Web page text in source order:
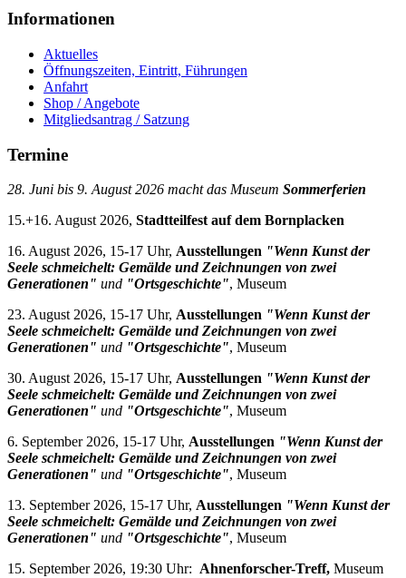
Informationen
Aktuelles
Öffnungszeiten, Eintritt, Führungen
Anfahrt
Shop / Angebote
Mitgliedsantrag / Satzung
Termine
28. Juni bis 9. August 2026 macht das Museum Sommerferien
15.+16. August 2026, Stadtteilfest auf dem Bornplacken
16. August 2026, 15-17 Uhr, Ausstellungen "Wenn Kunst der
Seele schmeichelt: Gemälde und Zeichnungen von zwei
Generationen" und "Ortsgeschichte", Museum
23. August 2026, 15-17 Uhr, Ausstellungen "Wenn Kunst der
Seele schmeichelt: Gemälde und Zeichnungen von zwei
Generationen" und "Ortsgeschichte", Museum
30. August 2026, 15-17 Uhr, Ausstellungen "Wenn Kunst der
Seele schmeichelt: Gemälde und Zeichnungen von zwei
Generationen" und "Ortsgeschichte", Museum
6. September 2026, 15-17 Uhr, Ausstellungen "Wenn Kunst der
Seele schmeichelt: Gemälde und Zeichnungen von zwei
Generationen" und "Ortsgeschichte", Museum
13. September 2026, 15-17 Uhr, Ausstellungen "Wenn Kunst der
Seele schmeichelt: Gemälde und Zeichnungen von zwei
Generationen" und "Ortsgeschichte", Museum
15. September 2026, 19:30 Uhr: Ahnenforscher-Treff, Museum